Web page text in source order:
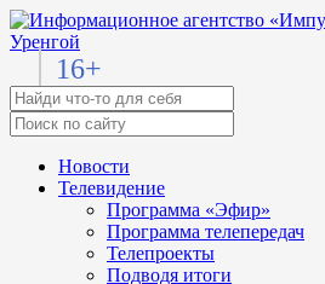
16+
Новости
Телевидение
Программа «Эфир»
Программа телепередач
Телепроекты
Подводя итоги